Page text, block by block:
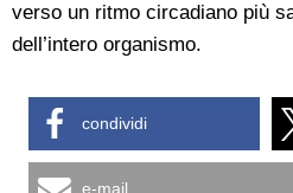
verso un ritmo circadiano più
dell’intero organismo.
condividi
e-mail